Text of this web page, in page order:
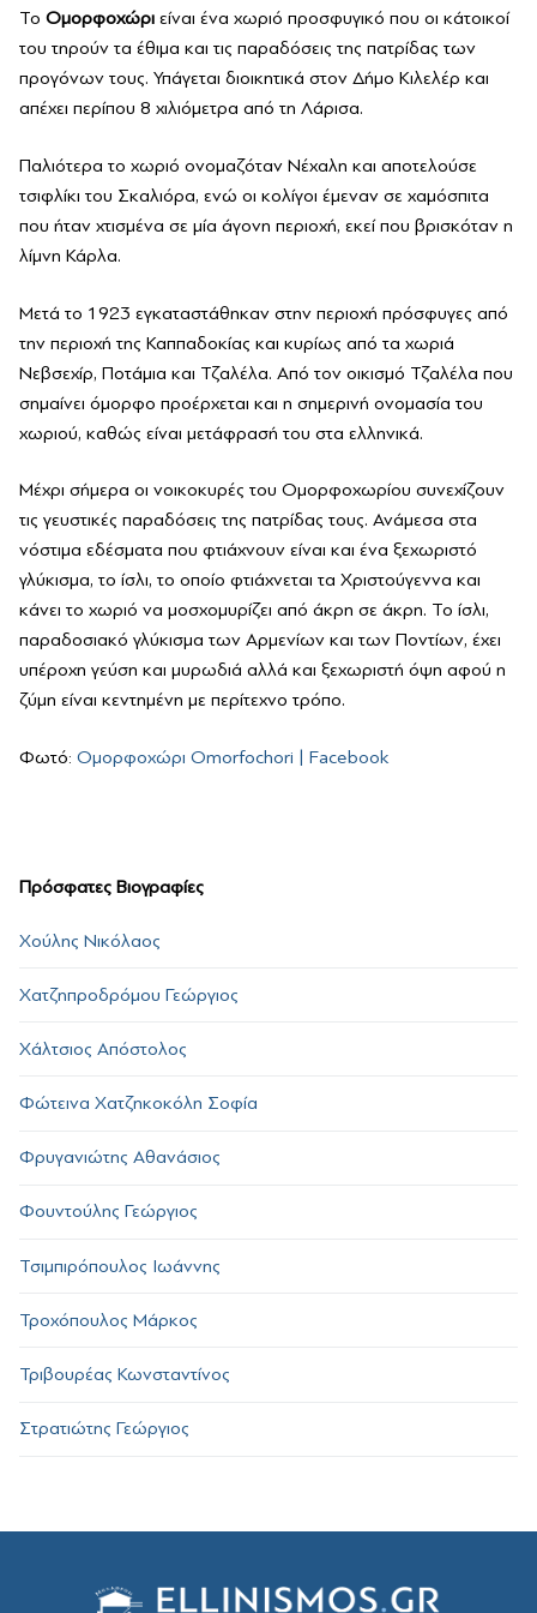
Το Ομορφοχώρι είναι ένα χωριό προσφυγικό που οι κάτοικοί
του τηρούν τα έθιμα και τις παραδόσεις της πατρίδας των
προγόνων τους. Υπάγεται διοικητικά στον Δήμο Κιλελέρ και
απέχει περίπου 8 χιλιόμετρα από τη Λάρισα.
Παλιότερα το χωριό ονομαζόταν Νέχαλη και αποτελούσε
τσιφλίκι του Σκαλιόρα, ενώ οι κολίγοι έμεναν σε χαμόσπιτα
που ήταν χτισμένα σε μία άγονη περιοχή, εκεί που βρισκόταν η
λίμνη Κάρλα.
Μετά το 1923 εγκαταστάθηκαν στην περιοχή πρόσφυγες από
την περιοχή της Καππαδοκίας και κυρίως από τα χωριά
Νεβσεχίρ, Ποτάμια και Τζαλέλα. Από τον οικισμό Τζαλέλα που
σημαίνει όμορφο προέρχεται και η σημερινή ονομασία του
χωριού, καθώς είναι μετάφρασή του στα ελληνικά.
Μέχρι σήμερα οι νοικοκυρές του Ομορφοχωρίου συνεχίζουν
τις γευστικές παραδόσεις της πατρίδας τους. Ανάμεσα στα
νόστιμα εδέσματα που φτιάχνουν είναι και ένα ξεχωριστό
γλύκισμα, το ίσλι, το οποίο φτιάχνεται τα Χριστούγεννα και
κάνει το χωριό να μοσχομυρίζει από άκρη σε άκρη. Το ίσλι,
παραδοσιακό γλύκισμα των Αρμενίων και των Ποντίων, έχει
υπέροχη γεύση και μυρωδιά αλλά και ξεχωριστή όψη αφού η
ζύμη είναι κεντημένη με περίτεχνο τρόπο.
Φωτό: Ομορφοχώρι Omorfochori | Facebook
Πρόσφατες Βιογραφίες
Χούλης Νικόλαος
Χατζηπροδρόμου Γεώργιος
Χάλτσιος Απόστολος
Φώτεινα Χατζηκοκόλη Σοφία
Φρυγανιώτης Αθανάσιος
Φουντούλης Γεώργιος
Τσιμπιρόπουλος Ιωάννης
Τροχόπουλος Μάρκος
Τριβουρέας Κωνσταντίνος
Στρατιώτης Γεώργιος